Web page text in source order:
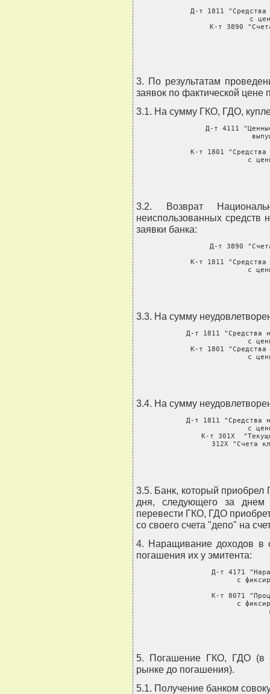
Д-т 1811 "Средства
с
К-т 3890
3. По результатам
заявок по фактической цене
3.1. На сумму ГКО, ГДО,
Д-т 4111
К-т 1801 "Средства
с
3.2. Возврат
неиспользованных средств
заявки банка:
Д-т 3890
К-т 1811 "Средства
с
3.3. На сумму
Д-т 1811 "Средства
с
К-т 1801 "Средства
с
3.4. На сумму
Д-т 1811 "Средства
с
К-т 301Х
312Х "Счета
3.5. Банк, который приобрел
дня, следующего за днем
перевести ГКО, ГДО
со своего счета "депо" на
4. Наращивание доходов в
погашения их у эмитента:
Д-т 4171
с
К-т 8071
с
5. Погашение ГКО, ГДО (в
рынке до погашения).
5.1. Получение банком